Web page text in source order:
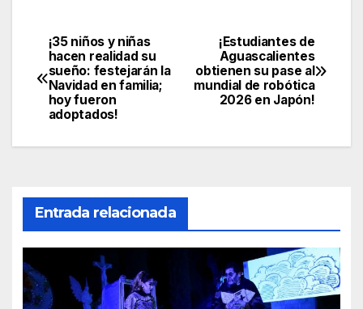
Navegación
de
entradas
¡Estudiantes de
Aguascalientes
obtienen su pase al
mundial de robótica
2026 en Japón!
¡35 niños y niñas
hacen realidad su
sueño: festejarán la
Navidad en familia;
hoy fueron
adoptados!
Entrada relacionada